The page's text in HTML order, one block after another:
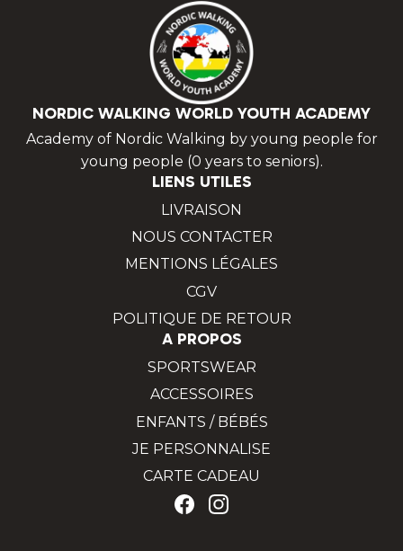
NORDIC WALKING WORLD YOUTH ACADEMY
Academy of Nordic Walking by young people for
young people (0 years to seniors).
LIENS UTILES
LIVRAISON
NOUS CONTACTER
MENTIONS LÉGALES
CGV
POLITIQUE DE RETOUR
A PROPOS
SPORTSWEAR
ACCESSOIRES
ENFANTS / BÉBÉS
JE PERSONNALISE
CARTE CADEAU